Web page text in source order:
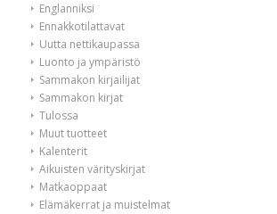
Englanniksi
Ennakkotilattavat
Uutta nettikaupassa
Luonto ja ympäristö
Sammakon kirjailijat
Sammakon kirjat
Tulossa
Muut tuotteet
Kalenterit
Aikuisten värityskirjat
Matkaoppaat
Elämäkerrat ja muistelmat